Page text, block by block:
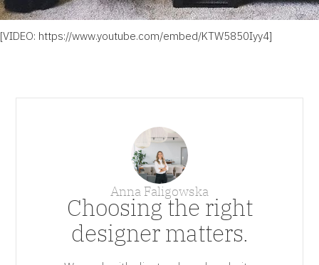
[VIDEO: https://www.youtube.com/embed/KTW5850Iyy4]
Anna Faligowska
Choosing the right
designer matters.